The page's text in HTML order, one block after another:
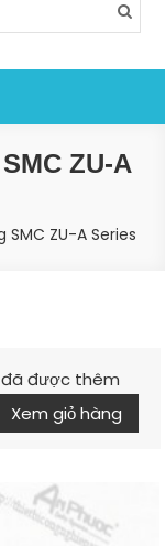
ZU-A
ZU-A Series
đã được thêm
Xem giỏ hàng